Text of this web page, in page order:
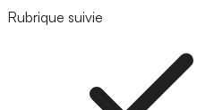
Rubrique suivie